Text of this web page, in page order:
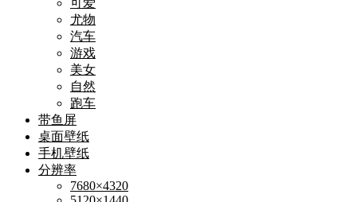
可爱
尤物
汽车
游戏
美女
自然
跑车
带鱼屏
桌面壁纸
手机壁纸
分辨率
7680×4320